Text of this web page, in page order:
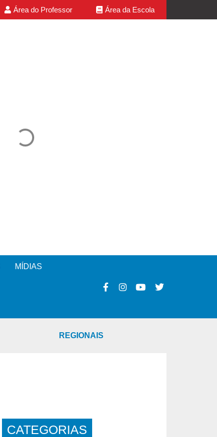
Área do Professor Área da Escola
MÍDIAS
REGIONAIS
CATEGORIAS